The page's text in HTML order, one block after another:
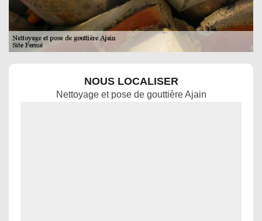
NOUS LOCALISER
Nettoyage et pose de gouttière Ajain